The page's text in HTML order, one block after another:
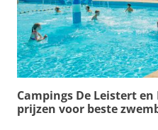
Campings De Leistert
prijzen voor beste